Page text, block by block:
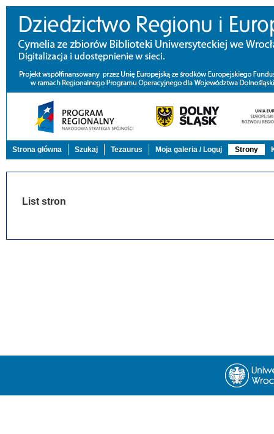
Strona główna Szukaj Tezaurus Moja galeria / Loguj Strony
List stron